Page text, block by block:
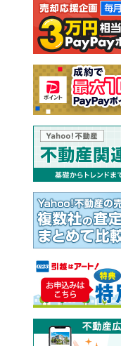
注文住宅
売却査定